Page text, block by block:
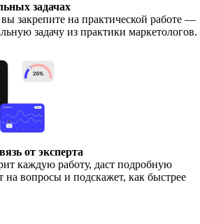
задачах
закрепите на практической работе —
задачу из практики маркетологов.
от эксперта
каждую работу, даст подробную
на вопросы и подскажет, как быстрее